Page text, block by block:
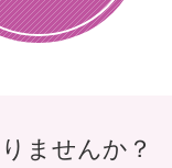
ませんか？
肩の痛み
悩みの方